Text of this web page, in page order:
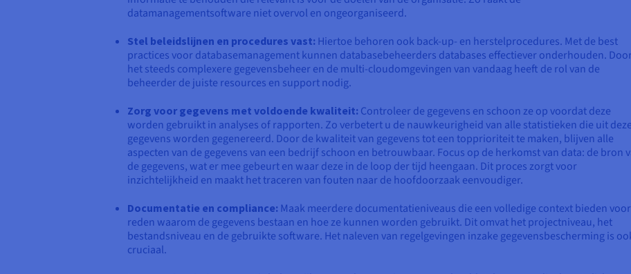
datamanagementsoftware niet overvol en ongeorganiseerd.
Stel beleidslijnen en procedures vast: Hiertoe behoren ook back-up- en herstelprocedures. Met de best
practices voor databasemanagement kunnen databasebeheerders databases effectiever onderhouden.
het steeds complexere gegevensbeheer en de multi-cloudomgevingen van vandaag heeft de rol van de
beheerder de juiste resources en support nodig.
Zorg voor gegevens met voldoende kwaliteit: Controleer de gegevens en schoon ze op voordat deze
worden gebruikt in analyses of rapporten. Zo verbetert u de nauwkeurigheid van alle statistieken die uit deze
gegevens worden gegenereerd. Door de kwaliteit van gegevens tot een topprioriteit te maken, blijven alle
aspecten van de gegevens van een bedrijf schoon en betrouwbaar. Focus op de herkomst van data: de bron
de gegevens, wat er mee gebeurt en waar deze in de loop der tijd heengaan. Dit proces zorgt voor
inzichtelijkheid en maakt het traceren van fouten naar de hoofdoorzaak eenvoudiger.
Documentatie en compliance: Maak meerdere documentatieniveaus die een volledige context bieden
reden waarom de gegevens bestaan en hoe ze kunnen worden gebruikt. Dit omvat het projectniveau, het
bestandsniveau en de gebruikte software. Het naleven van regelgevingen inzake gegevensbescherming is
cruciaal.